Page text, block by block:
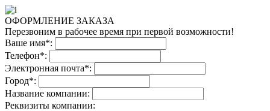
ОФОРМЛЕНИЕ ЗАКАЗА
Перезвоним в рабочее время при первой возможности!
Ваше имя*:
Телефон*:
Электронная почта*:
Город*:
Название компании:
Реквизиты компании: